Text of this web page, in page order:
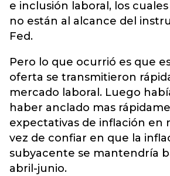
e inclusión laboral, los
no están al alcance del
Fed.
Pero lo que ocurrió es que
oferta se transmitieron
mercado laboral. Luego
haber anclado mas
expectativas de inflación en
vez de confiar en que la
subyacente se mantendría
abril-junio.